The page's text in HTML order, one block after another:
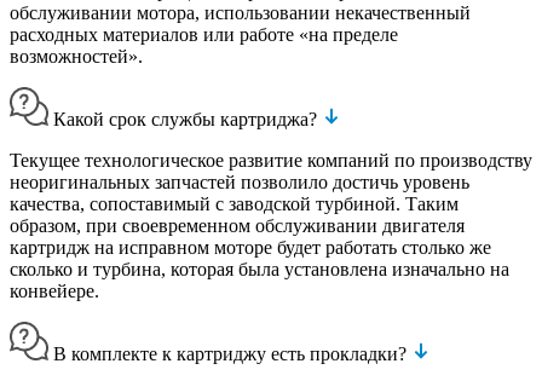
обслуживании мотора, использовании некачественный
расходных материалов или работе «на пределе
возможностей».
Какой срок службы картриджа?
Текущее технологическое развитие компаний по производству
неоригинальных запчастей позволило достичь уровень
качества, сопоставимый с заводской турбиной. Таким
образом, при своевременном обслуживании двигателя
картридж на исправном моторе будет работать столько же
сколько и турбина, которая была установлена изначально на
конвейере.
В комплекте к картриджу есть прокладки?